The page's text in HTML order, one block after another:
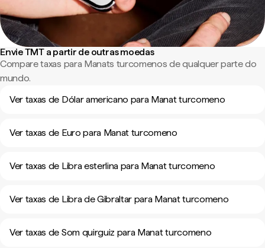
Envie TMT a partir de outras moedas
Compare taxas para Manats turcomenos de qualquer parte do
mundo.
Ver taxas de Dólar americano para Manat turcomeno
Ver taxas de Euro para Manat turcomeno
Ver taxas de Libra esterlina para Manat turcomeno
Ver taxas de Libra de Gibraltar para Manat turcomeno
Ver taxas de Som quirguiz para Manat turcomeno